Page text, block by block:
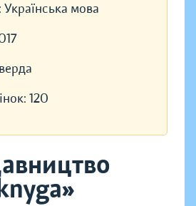
Українська мова
120